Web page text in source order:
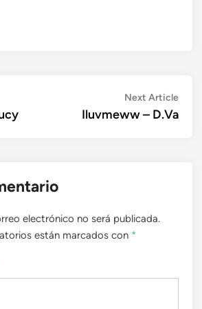
Next ArticleNext
Iluvmeww – D.Va
electrónico no será publicada.
están marcados con *